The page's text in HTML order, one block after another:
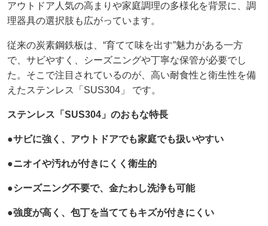
アウトドア人気の高まりや家庭調理の多様化を背景に、調
理器具の選択肢も広がっています。
従来の炭素鋼鉄板は、“育てて味を出す”魅力がある一方
で、サビやすく、シーズニングや丁寧な保管が必要でし
た。そこで注目されているのが、高い耐食性と衛生性を備
えたステンレス「SUS304」 です。
ステンレス「SUS304」のおもな特長
●サビに強く、アウトドアでも家庭でも扱いやすい
●ニオイや汚れが付きにくく衛生的
●シーズニング不要で、金たわし洗浄も可能
●強度が高く、包丁を当ててもキズが付きにくい